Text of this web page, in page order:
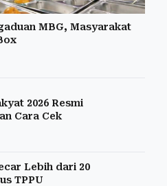
MBG, Masyarakat
2026 Resmi
Cara Cek
Lebih dari 20
TPPU